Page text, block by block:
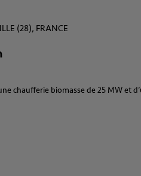
(28), FRANCE
chaufferie biomasse de 25 MW et